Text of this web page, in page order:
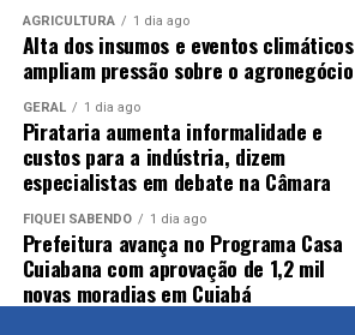
AGRICULTURA 1 dia ago
Alta dos insumos e eventos climáticos
ampliam pressão sobre o agronegócio
GERAL 1 dia ago
Pirataria aumenta informalidade e
custos para a indústria, dizem
especialistas em debate na Câmara
FIQUEI SABENDO 1 dia ago
Prefeitura avança no Programa Casa
Cuiabana com aprovação de 1,2 mil
novas moradias em Cuiabá